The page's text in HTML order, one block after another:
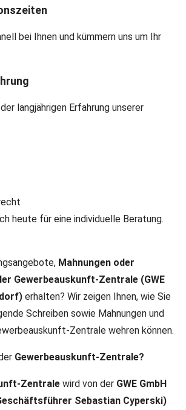
bei Ihnen und kümmern uns um Ihr
langjährigen Erfahrung unserer
heute für eine individuelle Beratung.
Mahnungen oder
Gewerbeauskunft-Zentrale (GWE
erhalten? Wir zeigen Ihnen, wie Sie
Schreiben sowie Mahnungen und
Zentrale wehren können.
Gewerbeauskunft-Zentrale?
Zentrale wird von der GWE GmbH
Sebastian Cyperski)